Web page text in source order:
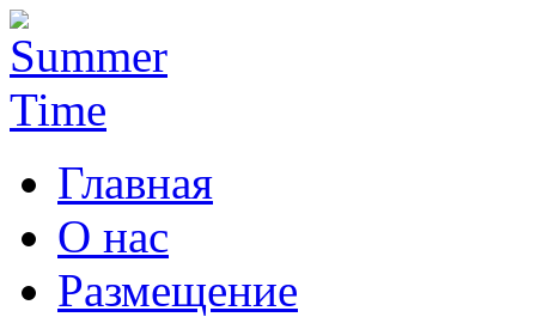
Главная
О нас
Размещение